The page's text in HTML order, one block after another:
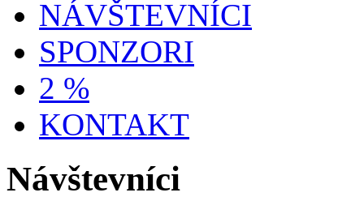
NÁVŠTEVNÍCI
SPONZORI
2 %
KONTAKT
Návštevníci